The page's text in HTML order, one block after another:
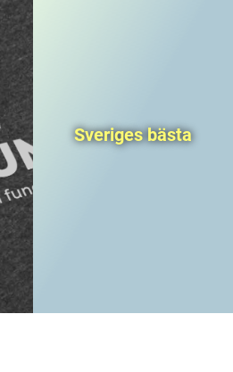
Sveriges bästa